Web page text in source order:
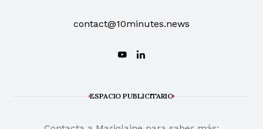
contact@10minutes.news
ESPACIO PUBLICITARIO